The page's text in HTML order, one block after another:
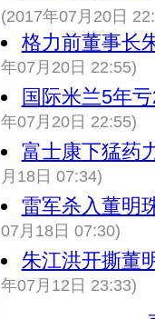
(2017年07月20日
格力前董事长
年07月20日 22:55)
国际米兰5年
年07月20日 22:55)
富士康下猛药
月18日 07:34)
雷军杀入董明
07月18日 07:30)
朱江洪开撕董
年07月12日 23:33)